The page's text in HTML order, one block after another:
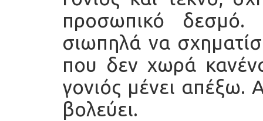
προσωπικό δεσμό.
σιωπηλά να
που δεν χωρά
γονιός μένει απέξω.
βολεύει.